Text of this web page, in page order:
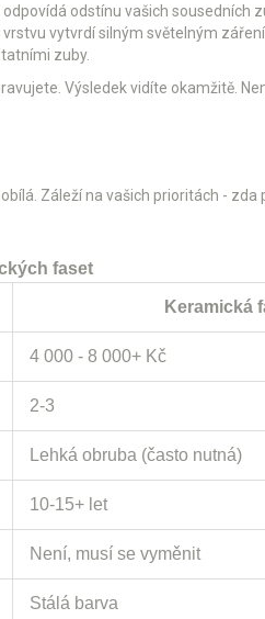
odstínu vašich sousedních
vytvrdí silným světelným
zuby.
Výsledek vidíte okamžitě.
Záleží na vašich prioritách -
faset
Keramická
4 000 - 8 000+ Kč
2-3
Lehká obruba (často nutná)
10-15+ let
Není, musí se vyměnit
Stálá barva